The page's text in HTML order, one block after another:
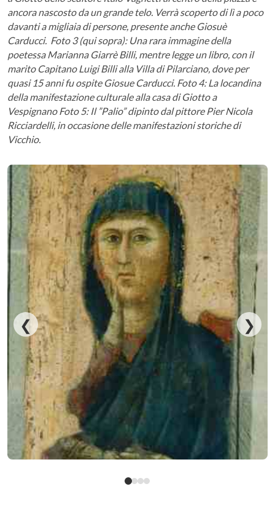
ancora nascosto da un grande telo. Verrà scoperto di lì a poco
davanti a migliaia di persone, presente anche Giosuè
Carducci. Foto 3 (qui sopra): Una rara immagine della
poetessa Marianna Giarrè Billi, mentre legge un libro, con il
marito Capitano Luigi Billi alla Villa di Pilarciano, dove per
quasi 15 anni fu ospite Giosue Carducci. Foto 4: La locandina
della manifestazione culturale alla casa di Giotto a
Vespignano Foto 5: Il ”Palio” dipinto dal pittore Pier Nicola
Ricciardelli, in occasione delle manifestazioni storiche di
Vicchio.
❮ ❯